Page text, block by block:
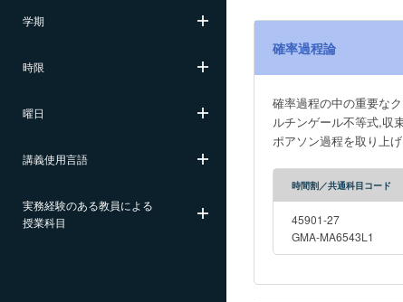
学期
時限
曜日
講義使用言語
実務経験のある教員による
授業科目
確率過程論
確率過程の中の重要な
ルチンゲール不等式,収
ポアソン過程を取り上げ
時間割／共通科目コード
45901-27
GMA-MA6543L1